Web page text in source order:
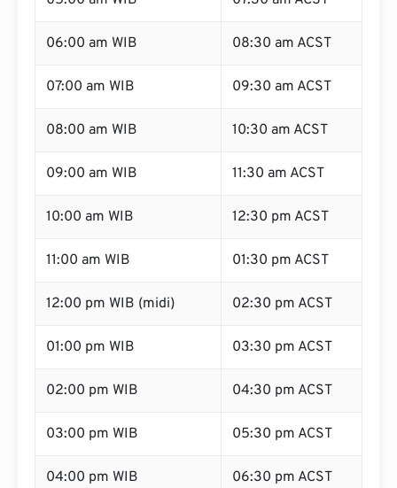
06:00 am WIB 08:30 am ACST
07:00 am WIB 09:30 am ACST
08:00 am WIB 10:30 am ACST
09:00 am WIB 11:30 am ACST
10:00 am WIB 12:30 pm ACST
11:00 am WIB 01:30 pm ACST
12:00 pm WIB (midi) 02:30 pm ACST
01:00 pm WIB 03:30 pm ACST
02:00 pm WIB 04:30 pm ACST
03:00 pm WIB 05:30 pm ACST
04:00 pm WIB 06:30 pm ACST